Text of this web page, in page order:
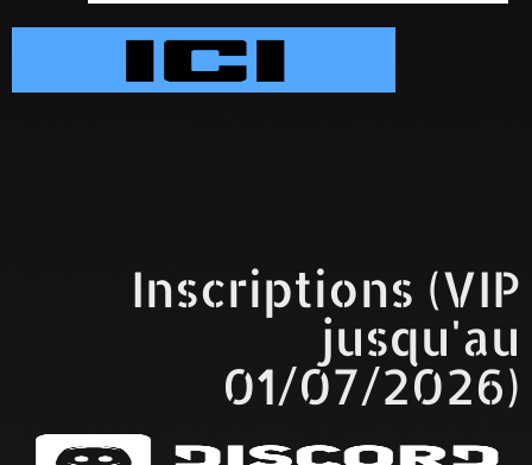
Inscriptions (VIP
jusqu'au
01/07/2026)